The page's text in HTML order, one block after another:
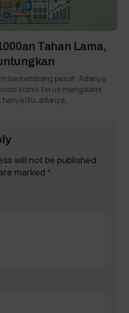
Tahan Lama,
berkembang pesat. Adanya
bisnis terus mengalami
itu, adanya…
will not be published.
marked *